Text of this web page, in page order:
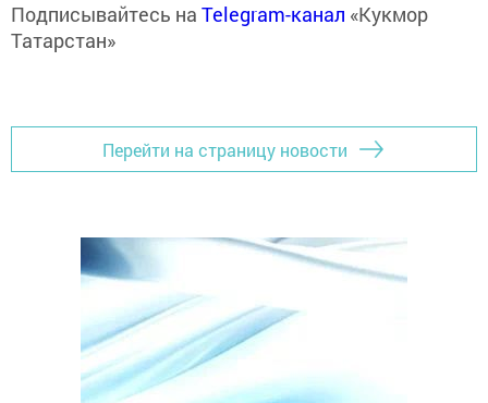
Подписывайтесь на Telegram-канал «Кукмор
Татарстан»
Перейти на страницу новости